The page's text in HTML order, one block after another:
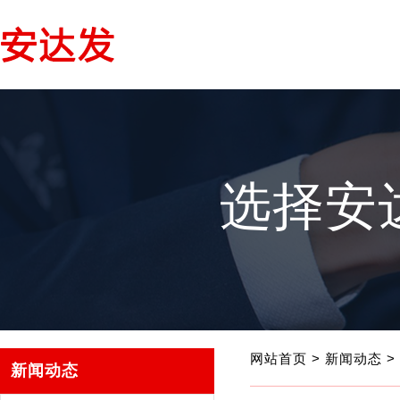
选择安
新闻动态
网站首页 > 新闻动态 >